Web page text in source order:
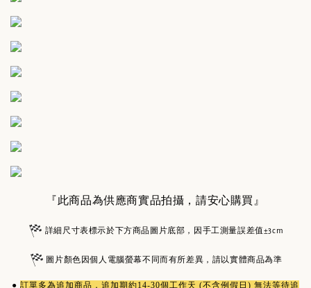
『此商品為供應商實品拍攝，請安心購買』
詳細尺寸表標示於下方商品圖片底部，因手工測量誤差值±3cm
圖片顏色因個人電腦螢幕不同而有所差異，請以實體商品為準
● 訂單多為追加商品 ，追加期約14-30個工作天 (不含例假日) 無法等待追